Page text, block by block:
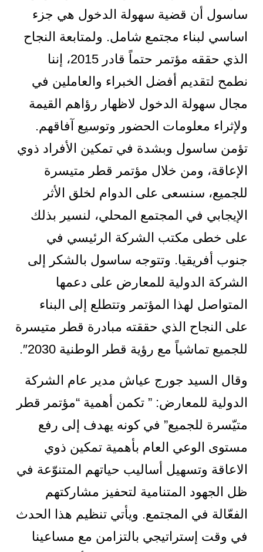
ساسول أن قضية سهولة الدخول هي جزء
اساسي لبناء مجتمع شامل. ولمتابعة النجاح
الذي حققه مؤتمر حتماً قادر 2015، إننا
نطمح لتقديم أفضل الخبراء والعاملين في
مجال سهولة الدخول لاظهار رؤاهم القيمة
ولإثراء معلومات الحضور وتوسيع آفاقهم.
تؤمن ساسول وبشدة في تمكين الأفراد ذوي
الإعاقة، ومن خلال مؤتمر قطر متيسرة
للجميع، سنسعى على الدوام لخلق الأثر
الإيجابي في المجتمع المحلي، لنسير بذلك
على خطى مكتب الشركة الرئيسي في
جنوب أفريقيا. وتتوجه ساسول بالشكر إلى
الشركة الدولية للمعارض على دعمها
المتواصل لهذا المؤتمر وتتطلع إلى البناء
على النجاح الذي حققته مبادرة قطر متيسرة
للجميع تماشياً مع رؤية قطر الوطنية 2030″.
وقال السيد جورج عياش مدير عام الشركة
الدولية للمعارض: ” تكمن أهمية “مؤتمر قطر
متيّسرة للجميع” في كونه يهدف إلى رفع
مستوى الوعي العام بأهمية تمكين ذوي
الاعاقة وتسهيل أساليب حياتهم المتنوّعة في
ظل الجهود المتنامية لتحفيز مشاركتهم
الفعّالة في المجتمع. ويأتي تنظيم هذا الحدث
في وقت إستراتيجي بالتزامن مع مساعينا